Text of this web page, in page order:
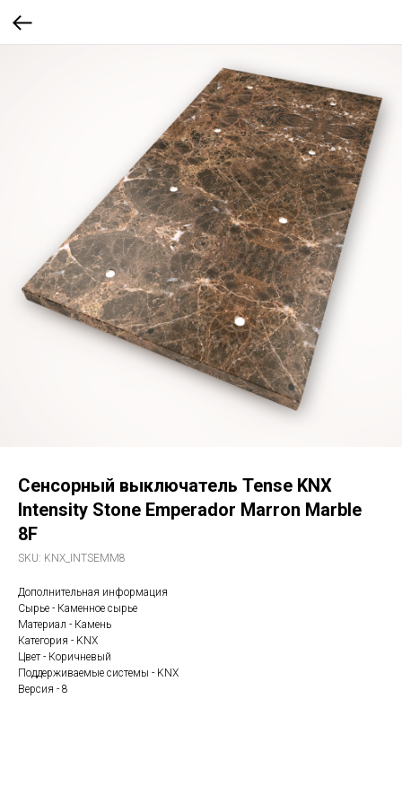
Сенсорный выключатель Tense KNX
Intensity Stone Emperador Marron Marble
8F
SKU: KNX_INTSEMM8
Дополнительная информация
Сырье - Каменное сырье
Материал - Камень
Категория - KNX
Цвет - Коричневый
Поддерживаемые системы - KNX
Версия - 8